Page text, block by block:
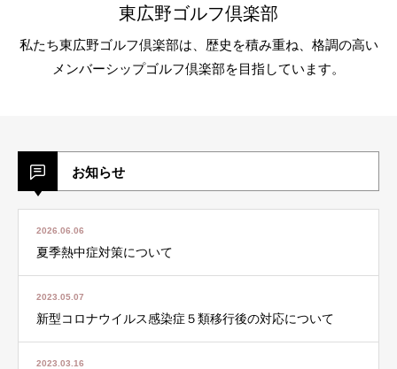
東広野ゴルフ倶楽部
私たち東広野ゴルフ倶楽部は、歴史を積み重ね、格調の高い
メンバーシップゴルフ倶楽部を目指しています。
お知らせ
2026.06.06
夏季熱中症対策について
2023.05.07
新型コロナウイルス感染症５類移行後の対応について
2023.03.16